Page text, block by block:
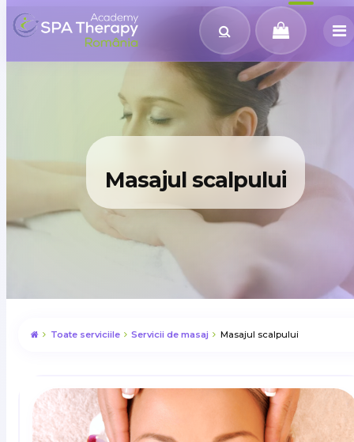
Masajul scalpului
Toate serviciile Servicii de masaj Masajul scalpului